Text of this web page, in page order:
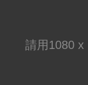
請用1080 x